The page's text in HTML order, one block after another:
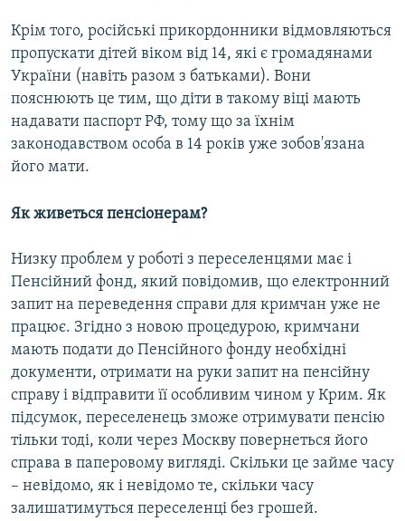
Крім того, російські прикордонники відмовляються
пропускати дітей віком від 14, які є громадянами
України (навіть разом з батьками). Вони
пояснюють це тим, що діти в такому віці мають
надавати паспорт РФ, тому що за їхнім
законодавством особа в 14 років уже зобов'язана
його мати.
Як живеться пенсіонерам?
Низку проблем у роботі з переселенцями має і
Пенсійний фонд, який повідомив, що електронний
запит на переведення справи для кримчан уже не
працює. Згідно з новою процедурою, кримчани
мають подати до Пенсійного фонду необхідні
документи, отримати на руки запит на пенсійну
справу і відправити її особливим чином у Крим. Як
підсумок, переселенець зможе отримувати пенсію
тільки тоді, коли через Москву повернеться його
справа в паперовому вигляді. Скільки це займе часу
– невідомо, як і невідомо те, скільки часу
залишатимуться переселенці без грошей.